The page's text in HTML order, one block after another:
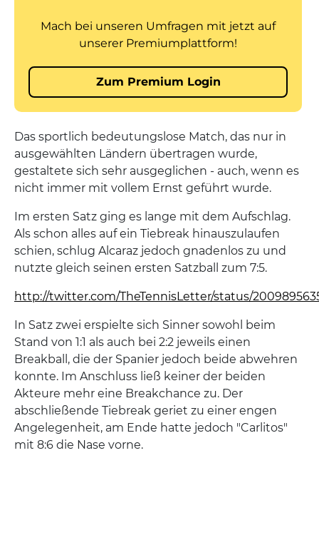
Das sportlich bedeutungslose Match, das nur in
ausgewählten Ländern übertragen wurde,
gestaltete sich sehr ausgeglichen - auch, wenn es
nicht immer mit vollem Ernst geführt wurde.
Im ersten Satz ging es lange mit dem Aufschlag.
Als schon alles auf ein Tiebreak hinauszulaufen
schien, schlug Alcaraz jedoch gnadenlos zu und
nutzte gleich seinen ersten Satzball zum 7:5.
http://twitter.com/TheTennisLetter/status/
In Satz zwei erspielte sich Sinner sowohl beim
Stand von 1:1 als auch bei 2:2 jeweils einen
Breakball, die der Spanier jedoch beide abwehren
konnte. Im Anschluss ließ keiner der beiden
Akteure mehr eine Breakchance zu. Der
abschließende Tiebreak geriet zu einer engen
Angelegenheit, am Ende hatte jedoch "Carlitos"
mit 8:6 die Nase vorne.